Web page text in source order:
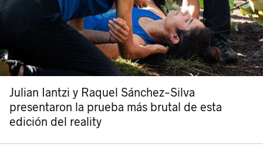
Julian Iantzi y Raquel Sánchez-Silva
presentaron la prueba más brutal de esta
edición del reality